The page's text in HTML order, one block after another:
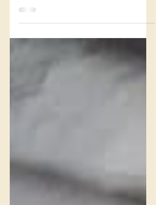
Ce soir, je casse mes tabous. J'ose me
sexualité et ma féminité comme quelque
chose de malsain mais comme quelque
chose de beau et seins.